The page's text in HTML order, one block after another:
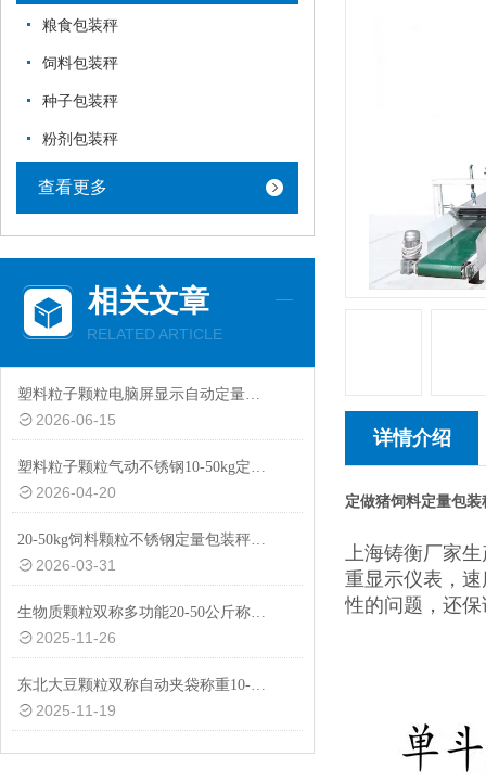
粮食包装秤
饲料包装秤
种子包装秤
粉剂包装秤
查看更多
相关文章
RELATED ARTICLE
塑料粒子颗粒电脑屏显示自动定量包装秤20-50kg
2026-06-15
塑料粒子颗粒气动不锈钢10-50kg定量包装秤设备
2026-04-20
20-50kg饲料颗粒不锈钢定量包装秤厂家供应
2026-03-31
生物质颗粒双称多功能20-50公斤称重包装秤设备
2025-11-26
东北大豆颗粒双称自动夹袋称重10-50公斤包装秤厂家
2025-11-19
详情介绍
定做猪饲料定量包
上海铸衡厂家
重显示仪表，
性的问题，还